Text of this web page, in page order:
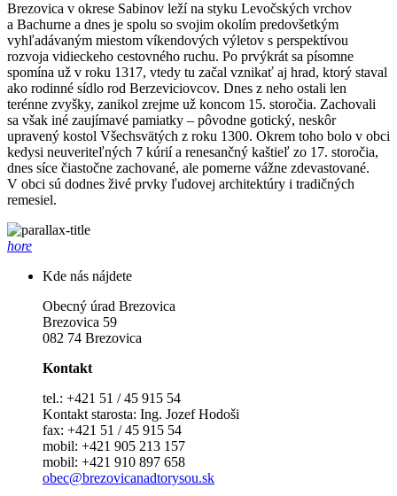
Brezovica v okrese Sabinov leží na styku Levočských vrchov
a Bachurne a dnes je spolu so svojim okolím predovšetkým
vyhľadávaným miestom víkendových výletov s perspektívou
rozvoja vidieckeho cestovného ruchu. Po prvýkrát sa písomne
spomína už v roku 1317, vtedy tu začal vznikať aj hrad, ktorý staval
ako rodinné sídlo rod Berzeviciovcov. Dnes z neho ostali len
terénne zvyšky, zanikol zrejme už koncom 15. storočia. Zachovali
sa však iné zaujímavé pamiatky – pôvodne gotický, neskôr
upravený kostol Všechsvätých z roku 1300. Okrem toho bolo v obci
kedysi neuveriteľných 7 kúrií a renesančný kaštieľ zo 17. storočia,
dnes síce čiastočne zachované, ale pomerne vážne zdevastované.
V obci sú dodnes živé prvky ľudovej architektúry i tradičných
remesiel.
hore
Kde nás nájdete
Obecný úrad Brezovica
Brezovica 59
082 74 Brezovica
Kontakt
tel.: +421 51 / 45 915 54
Kontakt starosta: Ing. Jozef Hodoši
fax: +421 51 / 45 915 54
mobil: +421 905 213 157
mobil: +421 910 897 658
obec@brezovicanadtorysou.sk